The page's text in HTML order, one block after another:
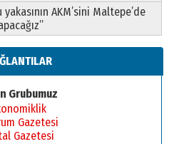
AKM’sini Maltepe’de
Grubumuz
Gazetesi
Gazetesi